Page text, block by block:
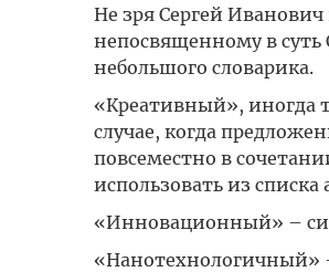
Не зря Сергей
непосвященному в
небольшого словарика.
«Креативный», иногда
случае, когда
повсеместно в
использовать из списка
«Инновационный» –
«Нанотехнологичный»